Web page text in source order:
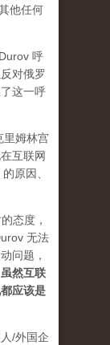
他任何
呼
对俄罗
这一呼
里姆林宫
互联网
原因、
态度，
无法
问题，
虽然互联
应该是
/外国企